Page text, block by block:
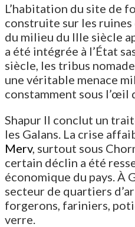
L’habitation du site de
construite sur les
du milieu du IIIe siècle
a été intégrée à l’État
siècle, les tribus
une véritable menace
constamment sous l’œil
Shapur II conclut un
les Galans. La crise
Merv, surtout sous
certain déclin a été
économique du pays. À
secteur de quartiers
forgerons, fariniers,
verre.